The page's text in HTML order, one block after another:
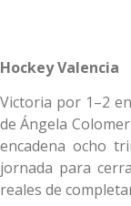
Hockey Valencia
Victoria por 1–2
de Ángela
encadena ocho
jornada para
reales de